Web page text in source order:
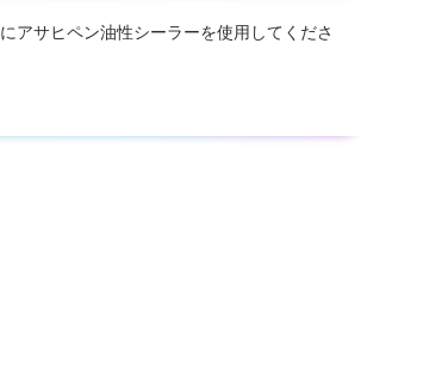
アサヒペン油性シーラーを使用してくださ